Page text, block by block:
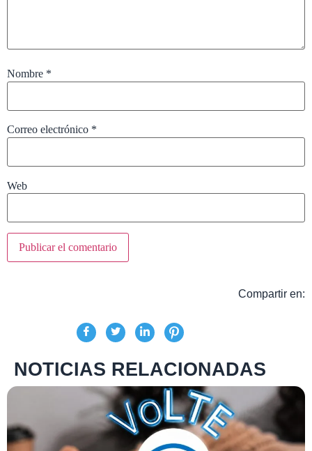
Nombre *
Correo electrónico *
Web
Compartir en:
NOTICIAS RELACIONADAS